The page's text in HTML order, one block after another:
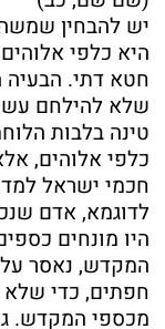
יש להבחין
היא כלפי
חטא דתי. הבעיה
שלא להילחם
טינה בלבות
כלפי אלוהים,
חכמי ישראל
לדוגמא, אדם
היו מונחים
המקדש, נאסר
חפתים, כדי שלא
מכספי המקדש.